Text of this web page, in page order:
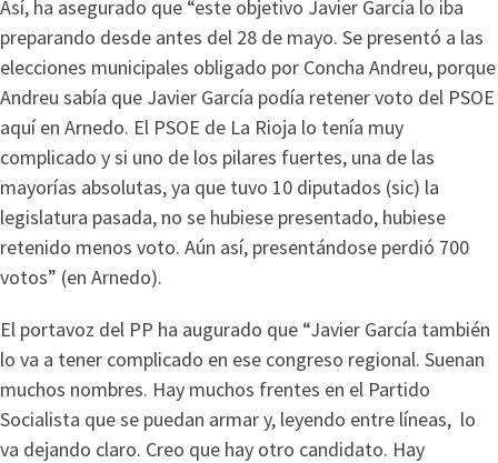
Así, ha asegurado que “este objetivo Javier García lo iba
preparando desde antes del 28 de mayo. Se presentó a las
elecciones municipales obligado por Concha Andreu, porque
Andreu sabía que Javier García podía retener voto del PSOE
aquí en Arnedo. El PSOE de La Rioja lo tenía muy
complicado y si uno de los pilares fuertes, una de las
mayorías absolutas, ya que tuvo 10 diputados (sic) la
legislatura pasada, no se hubiese presentado, hubiese
retenido menos voto. Aún así, presentándose perdió 700
votos” (en Arnedo).
El portavoz del PP ha augurado que “Javier García también
lo va a tener complicado en ese congreso regional. Suenan
muchos nombres. Hay muchos frentes en el Partido
Socialista que se puedan armar y, leyendo entre líneas, lo
va dejando claro. Creo que hay otro candidato. Hay